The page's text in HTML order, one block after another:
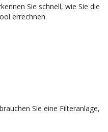
Sie schnell, wie Sie die
errechnen.
Sie eine Filteranlage,